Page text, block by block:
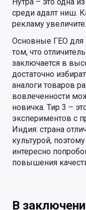
среди адалт ниш.
рекламу
Основные ГЕО для
том, что
заключается в
достаточно
аналоги товаров
вовлеченности
новичка. Тир 3 –
экспериментов с
Индия: страна
культурой,
интересно
повышения
В